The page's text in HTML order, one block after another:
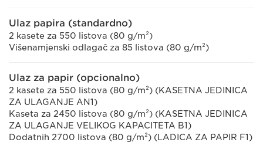
Ulaz papira (standardno)
2 kasete za 550 listova (80 g/m²)
Višenamjenski odlagač za 85 listova (80 g/m²)
Ulaz za papir (opcionalno)
2 kasete za 550 listova (80 g/m²) (KASETNA JEDINICA
ZA ULAGANJE AN1)
Kaseta za 2450 listova (80 g/m²) (KASETNA JEDINICA
ZA ULAGANJE VELIKOG KAPACITETA B1)
Dodatnih 2700 listova (80 g/m²) (LADICA ZA PAPIR F1)